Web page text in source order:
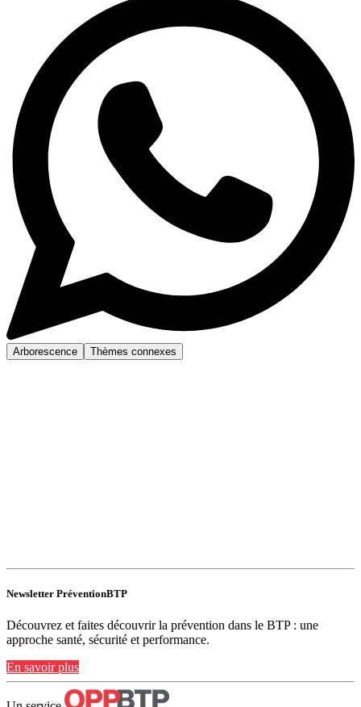
Arborescence Thèmes connexes
Newsletter PréventionBTP
Découvrez et faites découvrir la prévention dans le BTP : une
approche santé, sécurité et performance.
En savoir plus